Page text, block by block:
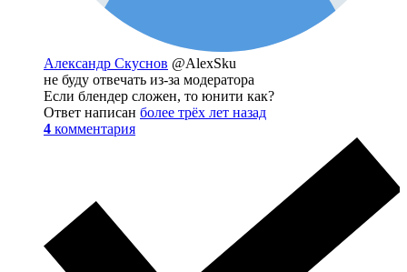
Александр Скуснов @AlexSku
не буду отвечать из-за модератора
Если блендер сложен, то юнити как?
Ответ написан более трёх лет назад
4 комментария